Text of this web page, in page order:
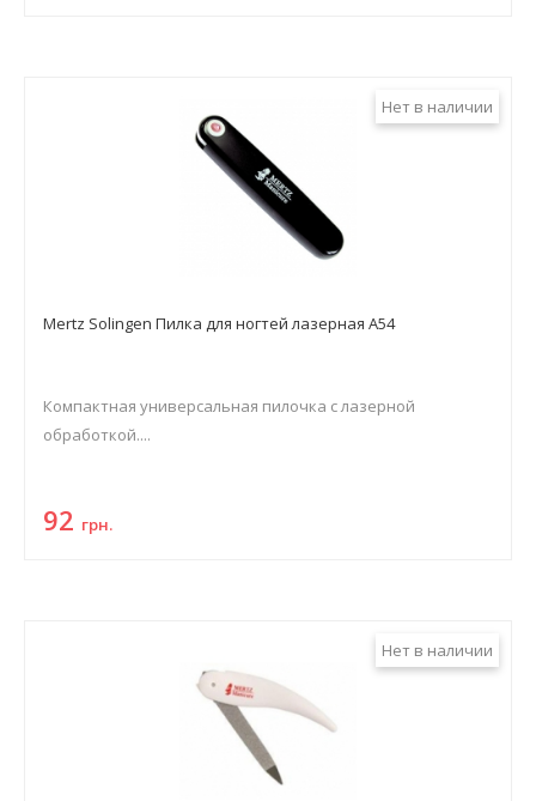
Нет в наличии
Mertz Solingen Пилка для ногтей лазерная A54
Компактная универсальная пилочка с лазерной
обработкой....
92 грн.
Нет в наличии